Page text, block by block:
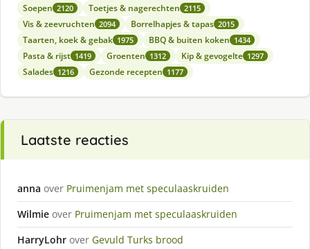
Soepen 2120 Toetjes & nagerechten 2115
Vis & zeevruchten 2094 Borrelhapjes & tapas 2015
Taarten, koek & gebak 1975 BBQ & buiten koken 1434
Pasta & rijst 1419 Groenten 1312 Kip & gevogelte 1297
Salades 1216 Gezonde recepten 1177
Laatste reacties
anna over Pruimenjam met speculaaskruiden
Wilmie over Pruimenjam met speculaaskruiden
HarryLohr over Gevuld Turks brood